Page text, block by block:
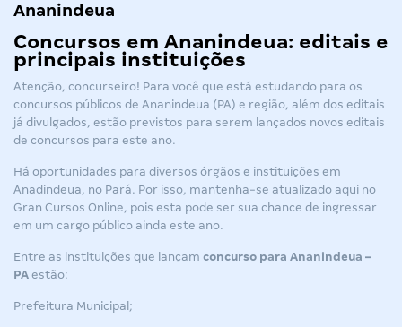
Ananindeua
Concursos em Ananindeua: editais e
principais instituições
Atenção, concurseiro! Para você que está estudando para os
concursos públicos de Ananindeua (PA) e região, além dos editais
já divulgados, estão previstos para serem lançados novos editais
de concursos para este ano.
Há oportunidades para diversos órgãos e instituições em
Anadindeua, no Pará. Por isso, mantenha-se atualizado aqui no
Gran Cursos Online, pois esta pode ser sua chance de ingressar
em um cargo público ainda este ano.
Entre as instituições que lançam concurso para Ananindeua –
PA estão:
Prefeitura Municipal;